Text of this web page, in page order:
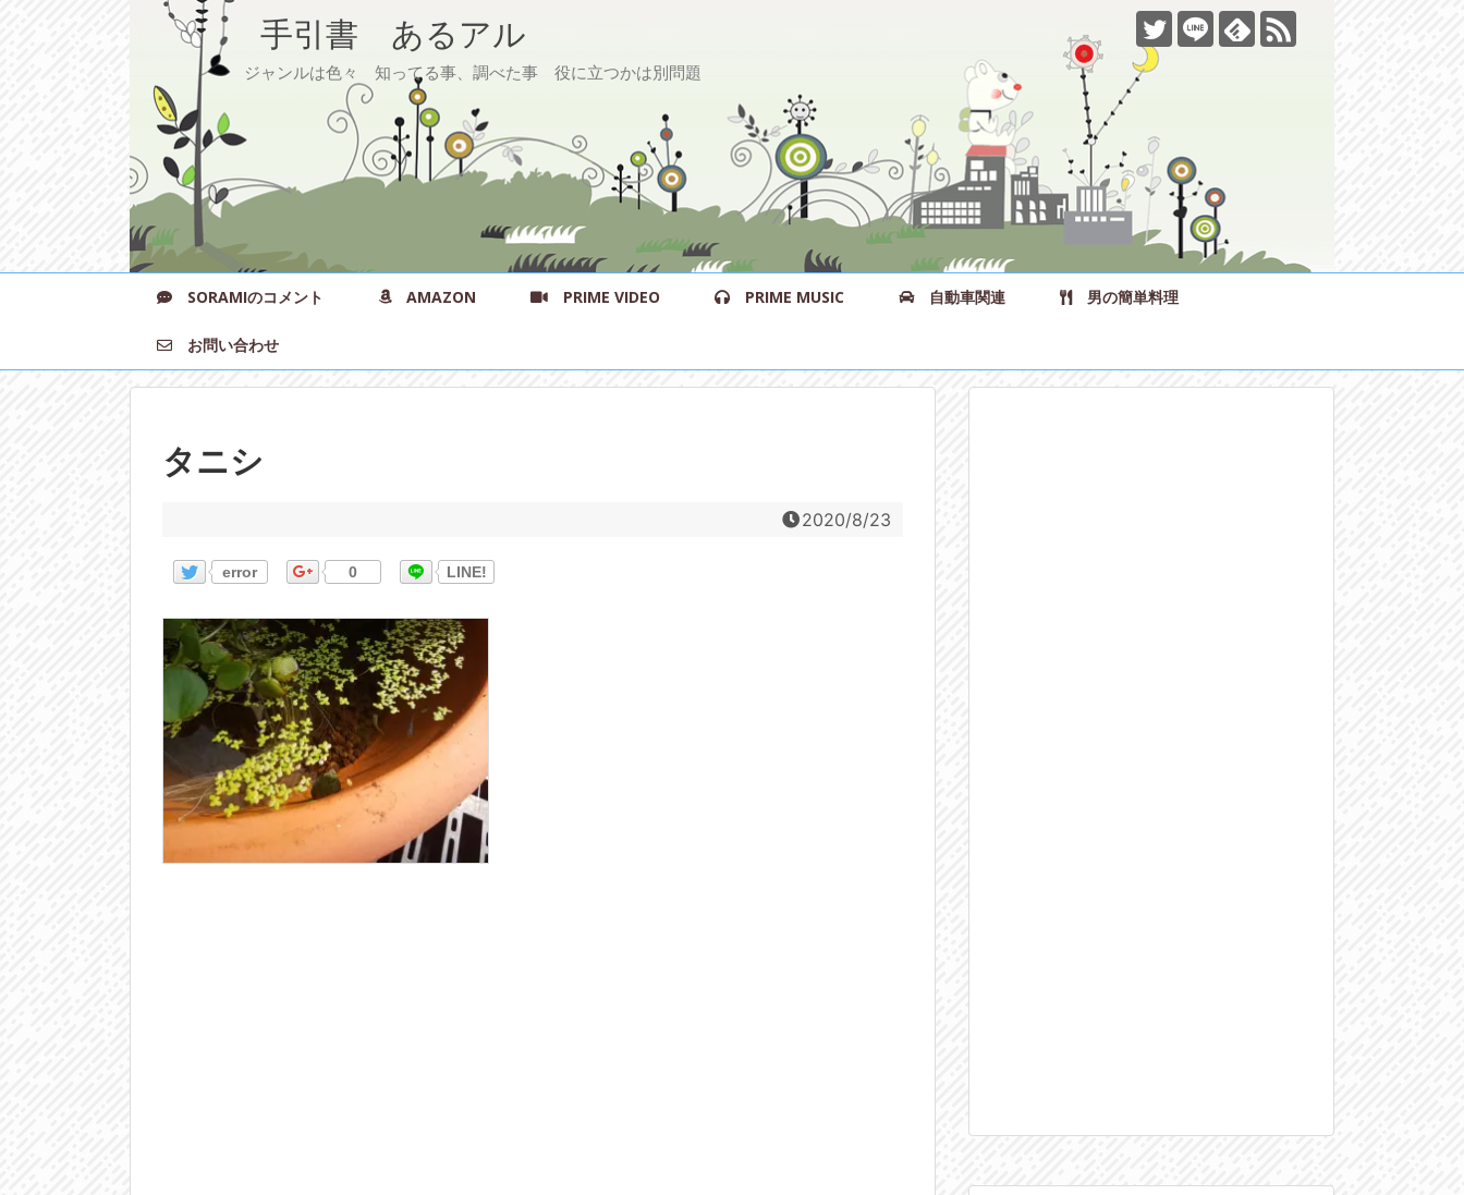
手引書 あるアル
ジャンルは色々 知ってる事、調べた事 役に立つかは別問題
SORAMIのコメント AMAZON PRIME VIDEO PRIME MUSIC 自動車関連 男の簡単料理
お問い合わせ
タニシ
2020/8/23
error 0 LINE!